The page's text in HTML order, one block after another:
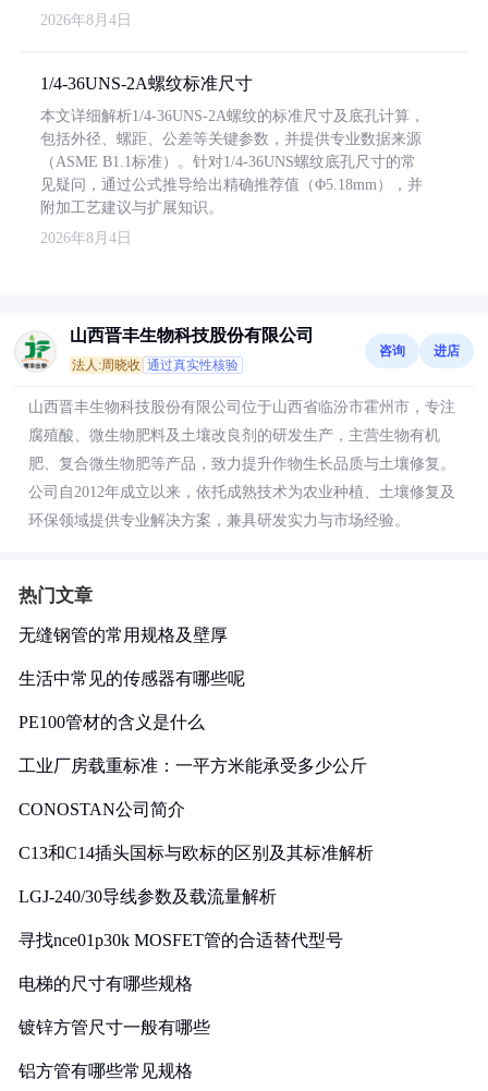
2026年8月4日
1/4-36UNS-2A螺纹标准尺寸
本文详细解析1/4-36UNS-2A螺纹的标准尺寸及底孔计算，
包括外径、螺距、公差等关键参数，并提供专业数据来源
（ASME B1.1标准）。针对1/4-36UNS螺纹底孔尺寸的常
见疑问，通过公式推导给出精确推荐值（Φ5.18mm），并
附加工艺建议与扩展知识。
2026年8月4日
山西晋丰生物科技股份有限公司
法人:周晓收 通过真实性核验
咨询 进店
山西晋丰生物科技股份有限公司位于山西省临汾市霍州市，专注
腐殖酸、微生物肥料及土壤改良剂的研发生产，主营生物有机
肥、复合微生物肥等产品，致力提升作物生长品质与土壤修复。
公司自2012年成立以来，依托成熟技术为农业种植、土壤修复及
环保领域提供专业解决方案，兼具研发实力与市场经验。
热门文章
无缝钢管的常用规格及壁厚
生活中常见的传感器有哪些呢
PE100管材的含义是什么
工业厂房载重标准：一平方米能承受多少公斤
CONOSTAN公司简介
C13和C14插头国标与欧标的区别及其标准解析
LGJ-240/30导线参数及载流量解析
寻找nce01p30k MOSFET管的合适替代型号
电梯的尺寸有哪些规格
镀锌方管尺寸一般有哪些
铝方管有哪些常见规格